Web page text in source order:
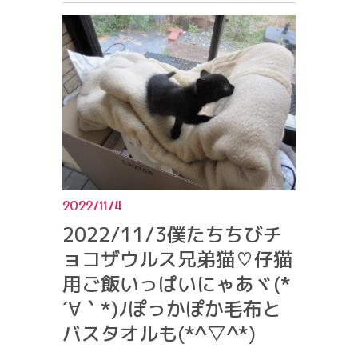
2022/11/4
2022/11/3僕たちちびチ
ョコザウルス兄弟猫♡仔猫
用ご飯いっぱいにゃあヾ(*
´∀｀*)ﾉぽっかぽか毛布と
バスタオルも(*^▽^*)